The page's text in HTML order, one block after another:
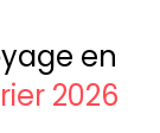
en
2026